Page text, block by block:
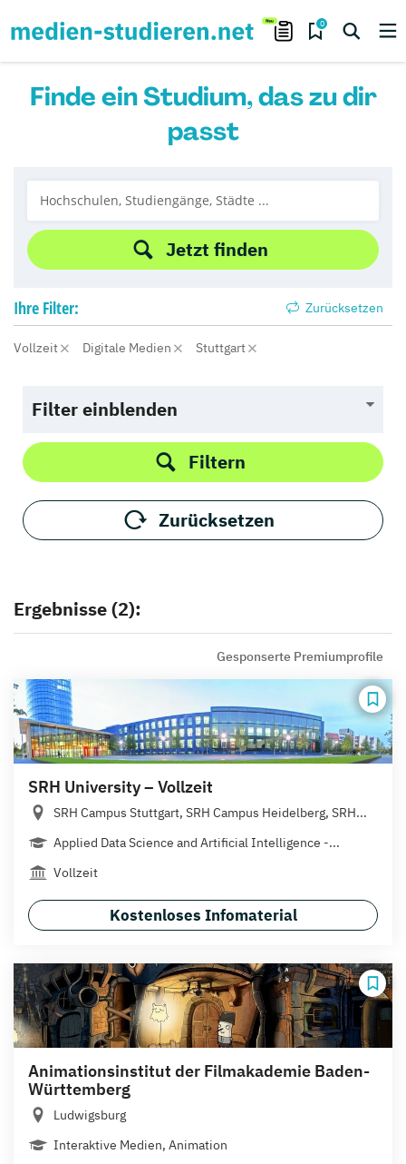
0
Finde ein Studium, das zu dir
passt
Jetzt finden
Ihre Filter: Zurücksetzen
Vollzeit Digitale Medien Stuttgart
Filter einblenden
Filtern
Zurücksetzen
Ergebnisse (2):
Gesponserte Premiumprofile
SRH University – Vollzeit
SRH Campus Stuttgart, SRH Campus Heidelberg, SRH...
Applied Data Science and Artificial Intelligence -...
Vollzeit
Kostenloses Infomaterial
Animationsinstitut der Filmakademie Baden-
Württemberg
Ludwigsburg
Interaktive Medien, Animation